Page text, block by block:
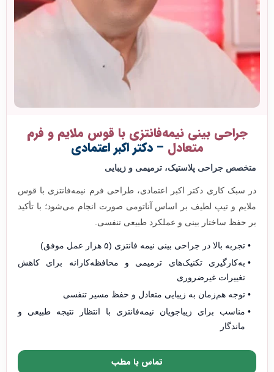
جراحی بینی نیمه‌فانتزی با قوس ملایم و فرم
متعادل – دکتر اکبر اعتمادی
متخصص جراحی پلاستیک، ترمیمی و زیبایی
در سبک کاری دکتر اکبر اعتمادی، طراحی فرم نیمه‌فانتزی با قوس
ملایم و تیپ لطیف بر اساس آناتومی صورت انجام می‌شود؛ با تأکید
بر حفظ ساختار بینی و عملکرد طبیعی تنفسی.
تجربه بالا در جراحی بینی نیمه فانتزی (۵ هزار عمل موفق)
به‌کارگیری تکنیک‌های ترمیمی و محافظه‌کارانه برای کاهش
تغییرات غیرضروری
توجه هم‌زمان به زیبایی متعادل و حفظ مسیر تنفسی
مناسب برای زیباجویان نیمه‌فانتزی با انتظار نتیجه طبیعی و
ماندگار
تماس با مطب